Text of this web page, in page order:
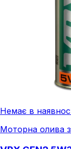
Немає в
Моторна олива